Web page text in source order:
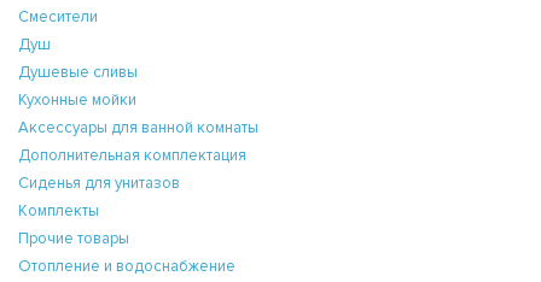
Смесители
Душ
Душевые сливы
Кухонные мойки
Аксессуары для ванной комнаты
Дополнительная комплектация
Сиденья для унитазов
Комплекты
Прочие товары
Отопление и водоснабжение